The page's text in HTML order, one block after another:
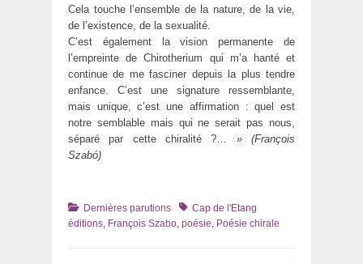
Cela touche l’ensemble de la nature, de la vie,
de l’existence, de la sexualité.
C’est également la vision permanente de
l’empreinte de Chirotherium qui m’a hanté et
continue de me fasciner depuis la plus tendre
enfance. C’est une signature ressemblante,
mais unique, c’est une affirmation : quel est
notre semblable mais qui ne serait pas nous,
séparé par cette chiralité ?…
» (François
Szabó)
Catégories
Dernières parutions TagsCap de l'Etang
éditions, François Szabo, poésie, Poésie chirale